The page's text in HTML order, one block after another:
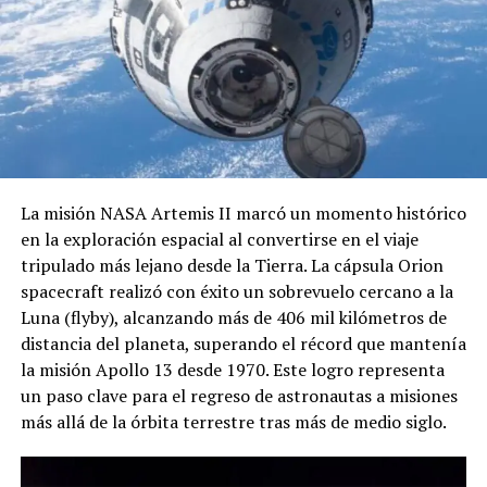
Dra. Macarena Orozco Martínez puso sobre la mesa la
desigualdad persistente, recordando que en México la
mayoría de las labores de cuidado recaen en mujeres, lo
que evidencia retos estructurales aún pendientes.
El encuentro concluyó con un llamado firme a derribar
obstáculos dentro del ámbito académico, fomentar la
inclusión y mantener el compromiso social de la ciencia.
Con la presencia de autoridades universitarias, se
reafirmó la necesidad de seguir visibilizando el trabajo
de las mujeres en la investigación, no solo como
reconocimiento, sino como un paso esencial para
construir una sociedad más justa, innovadora y
equitativa.
La misión NASA Artemis II marcó un momento histórico
en la exploración espacial al convertirse en el viaje
tripulado más lejano desde la Tierra. La cápsula Orion
spacecraft realizó con éxito un sobrevuelo cercano a la
Luna (flyby), alcanzando más de 406 mil kilómetros de
distancia del planeta, superando el récord que mantenía
la misión Apollo 13 desde 1970. Este logro representa
un paso clave para el regreso de astronautas a misiones
más allá de la órbita terrestre tras más de medio siglo.